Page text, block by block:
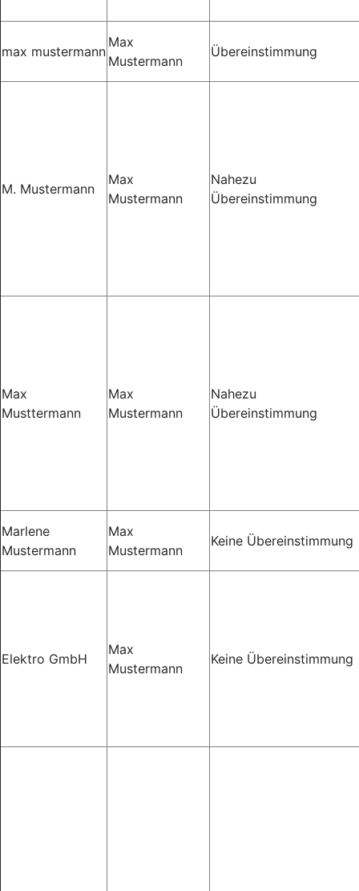
max mustermann
Max
Mustermann
Übereinstimmung
M. Mustermann
Max
Mustermann
Nahezu
Übereinstimmung
Max
Musttermann
Max
Mustermann
Nahezu
Übereinstimmung
Marlene
Mustermann
Max
Mustermann
Keine Übereinstimmung
Elektro GmbH
Max
Mustermann
Keine Übereinstimmung